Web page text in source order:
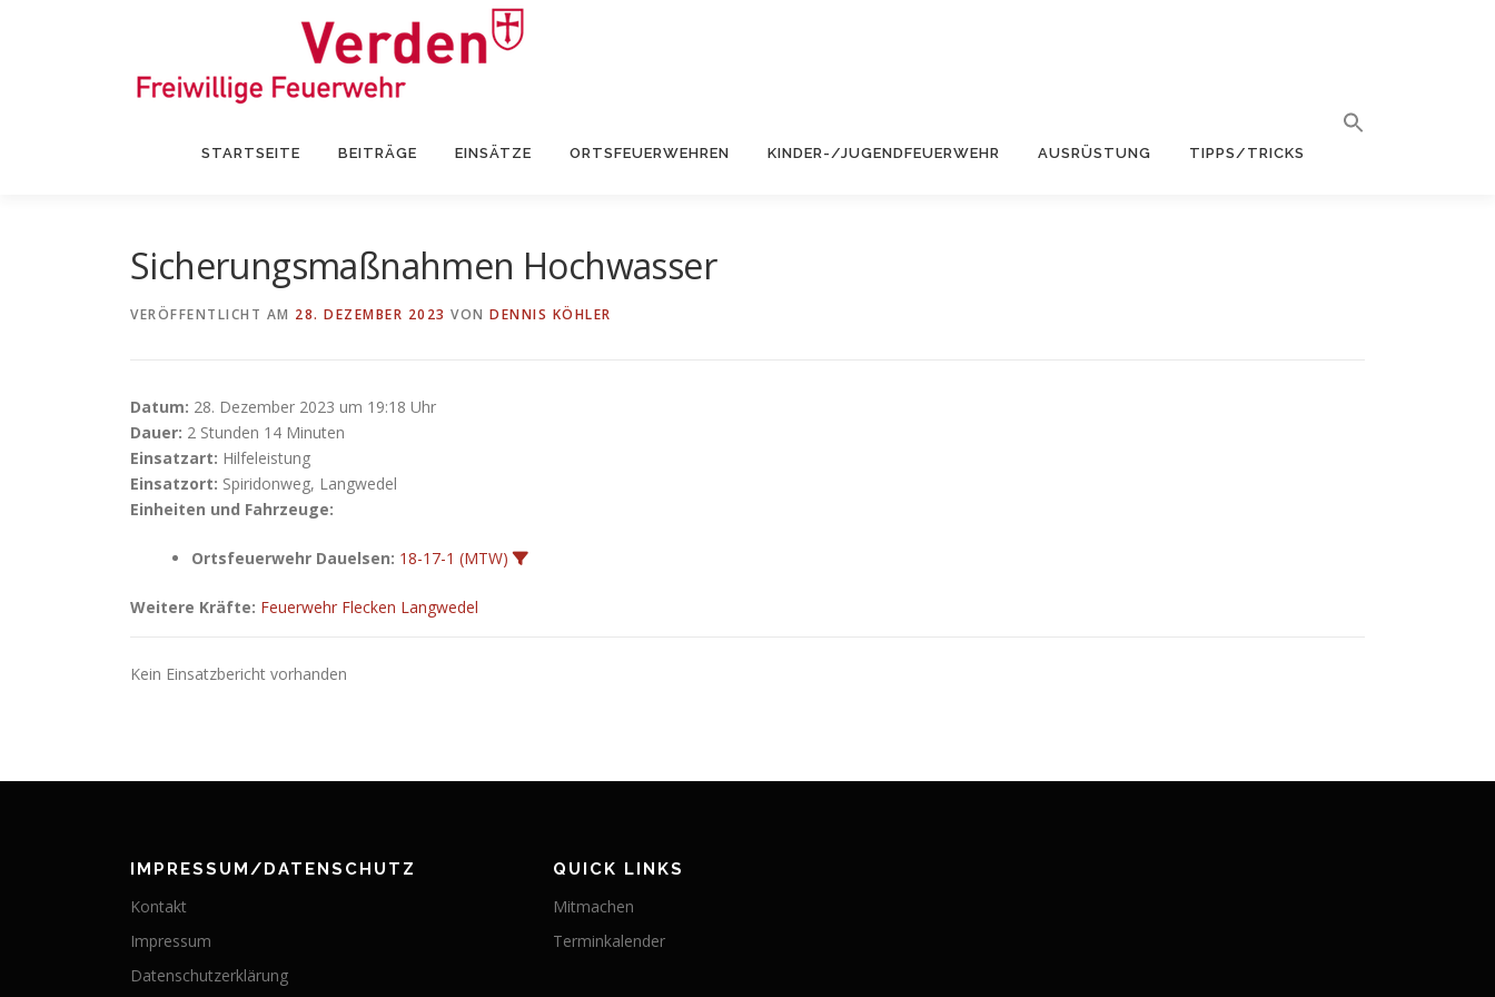
STARTSEITE BEITRÄGE EINSÄTZE ORTSFEUERWEHREN KINDER-/JUGENDFEUERWEHR AUSRÜSTUNG TIPPS/TRICKS
Sicherungsmaßnahmen Hochwasser
VERÖFFENTLICHT AM 28. DEZEMBER 2023 VON DENNIS KÖHLER
Datum: 28. Dezember 2023 um 19:18 Uhr
Dauer: 2 Stunden 14 Minuten
Einsatzart: Hilfeleistung
Einsatzort: Spiridonweg, Langwedel
Einheiten und Fahrzeuge:
Ortsfeuerwehr Dauelsen: 18-17-1 (MTW)
Weitere Kräfte: Feuerwehr Flecken Langwedel
Kein Einsatzbericht vorhanden
IMPRESSUM/DATENSCHUTZ
Kontakt
Impressum
Datenschutzerklärung
QUICK LINKS
Mitmachen
Terminkalender